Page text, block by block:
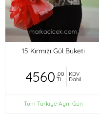
15 Kırmızı Gül Buketi
4560 ,00
TL
KDV
Dahil
Tüm Türkiye Aynı Gün